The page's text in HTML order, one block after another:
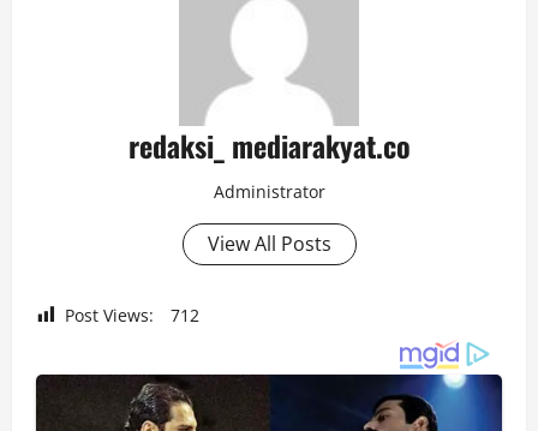
redaksi_ mediarakyat.co
Administrator
View All Posts
Post Views: 712